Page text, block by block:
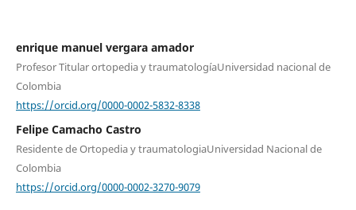
enrique manuel vergara amador
Profesor Titular ortopedia y traumatologíaUniversidad nacional de
Colombia
https://orcid.org/0000-0002-5832-8338
Felipe Camacho Castro
Residente de Ortopedia y traumatologiaUniversidad Nacional de
Colombia
https://orcid.org/0000-0002-3270-9079